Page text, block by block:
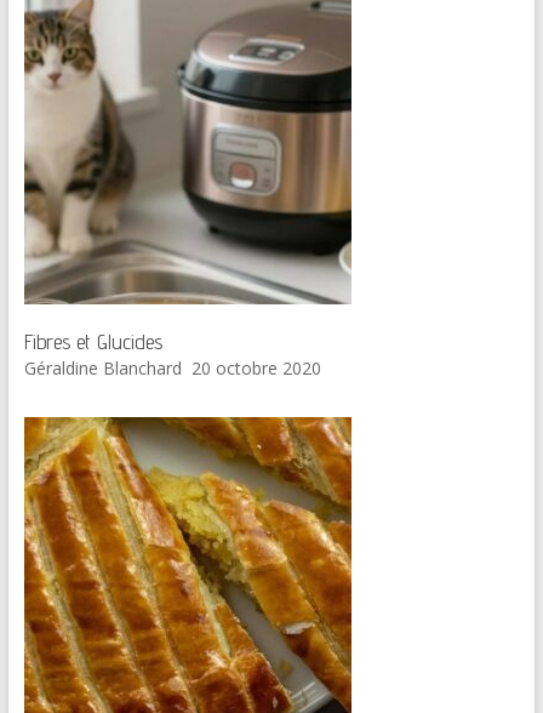
Fibres et Glucides
Géraldine Blanchard 20 octobre 2020